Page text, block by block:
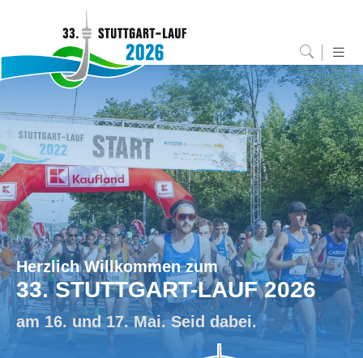
Herzlich Willkommen zum
33. STUTTGART-LAUF 2026
am 16. und 17. Mai. Seid dabei.